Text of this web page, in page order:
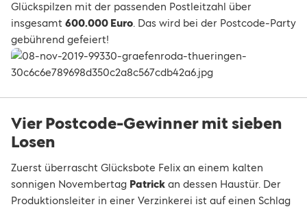
Glückspilzen mit der passenden Postleitzahl über
insgesamt 600.000 Euro. Das wird bei der Postcode-Party
gebührend gefeiert!
Vier Postcode-Gewinner mit sieben
Losen
Zuerst überrascht Glücksbote Felix an einem kalten
sonnigen Novembertag Patrick an dessen Haustür. Der
Produktionsleiter in einer Verzinkerei ist auf einen Schlag